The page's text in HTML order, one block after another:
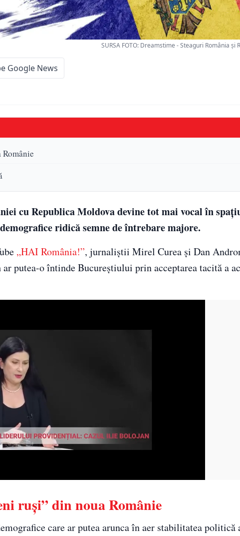
SURSA FOTO: Dreamstime - Steaguri România și
Google News
cu Republica Moldova devine tot mai vocal în
ridică semne de întrebare majore.
„HAI România!”, jurnaliștii Mirel Curea și Dan
putea-o întinde Bucureștiului prin acceptarea tacită a
ruși” din noua Românie
care ar putea arunca în aer stabilitatea politică